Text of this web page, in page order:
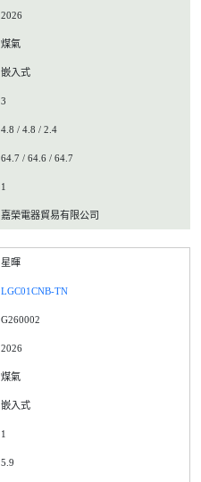
2026
煤氣
嵌入式
3
4.8 / 4.8 / 2.4
64.7 / 64.6 / 64.7
1
嘉榮電器貿易有限公司
星暉
LGC01CNB-TN
G260002
2026
煤氣
嵌入式
1
5.9